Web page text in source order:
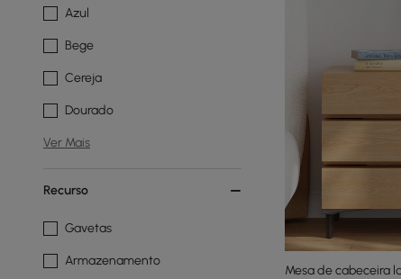
Azul
Bege
Cereja
Dourado
Ver Mais
Recurso
Gavetas
Armazenamento
Mesa de cabeceira